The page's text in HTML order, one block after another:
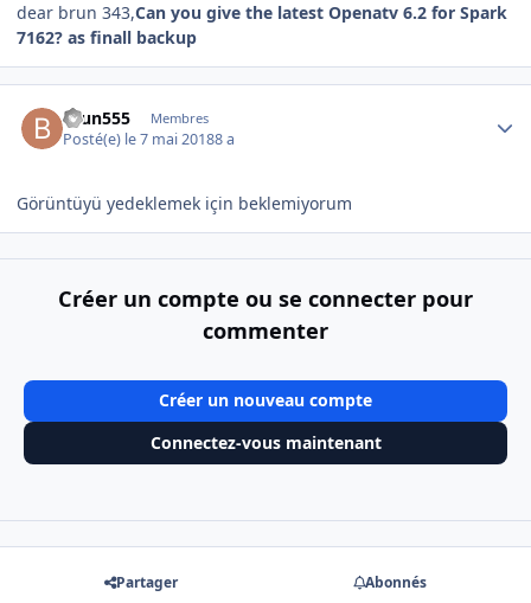
dear brun 343,Can you give the latest Openatv 6.2 for Spark
7162? as finall backup
brun555 Membres
Posté(e) le 7 mai 20188 a
Görüntüyü yedeklemek için beklemiyorum
Créer un compte ou se connecter pour
commenter
Créer un nouveau compte
Connectez-vous maintenant
Partager Abonnés